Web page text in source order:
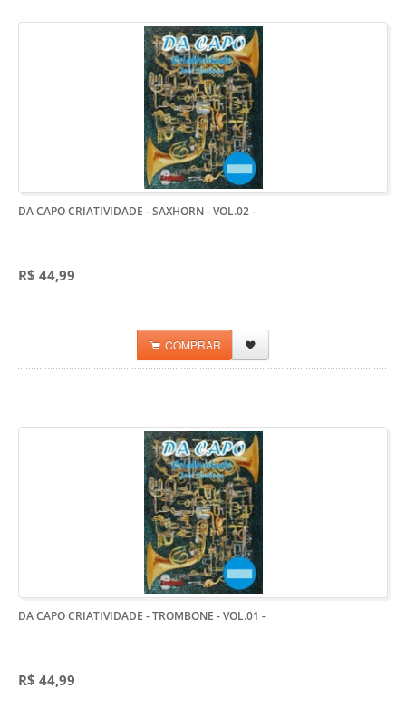
DA CAPO CRIATIVIDADE - SAXHORN - VOL.02-
R$ 44,99
COMPRAR
DA CAPO CRIATIVIDADE - TROMBONE - VOL.01 -
R$ 44,99